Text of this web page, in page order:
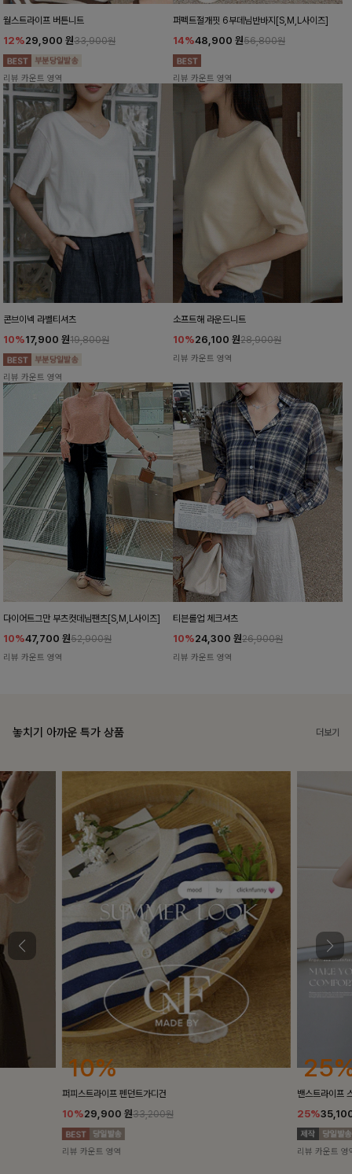
월스트라이프 버튼니트
12%29,900 원33,900원
리뷰 카운트 영역
퍼펙트절개핏 6부데님반바지[S,M,L사이즈]
14%48,900 원56,800원
리뷰 카운트 영역
콘브이넥 라벨티셔츠
10%17,900 원19,800원
리뷰 카운트 영역
소프트해 라운드니트
10%26,100 원28,900원
리뷰 카운트 영역
다이어트그만 부츠컷데님팬츠[S,M,L사이즈]
10%47,700 원52,900원
리뷰 카운트 영역
티븐롤업 체크셔츠
10%24,300 원26,900원
리뷰 카운트 영역
놓치기 아까운 특가 상품 더보기
25%
밴스트라이프 스트링원피스
25%35,100 원46,800원
리뷰 카운트 영역
10%
[5천장돌파/
10%
리뷰 카운트 영